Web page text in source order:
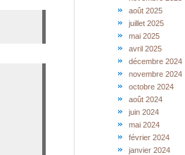
août 2025
juillet 2025
mai 2025
avril 2025
décembre 2024
novembre 2024
octobre 2024
août 2024
juin 2024
mai 2024
février 2024
janvier 2024